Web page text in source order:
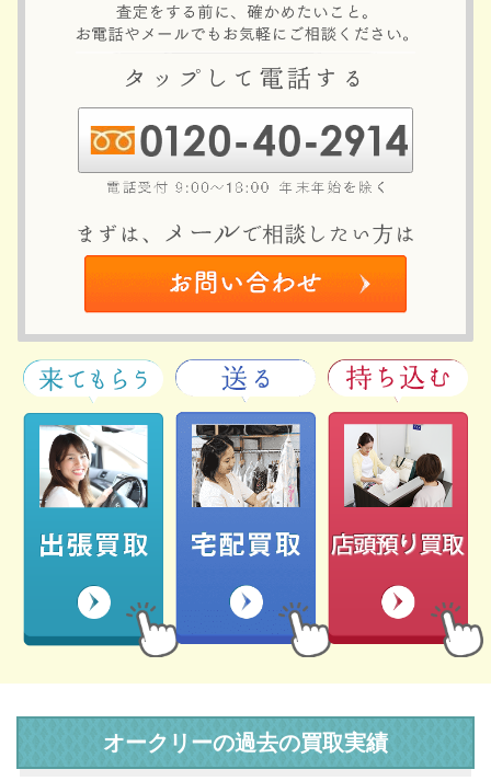
オークリーの過去の買取実績